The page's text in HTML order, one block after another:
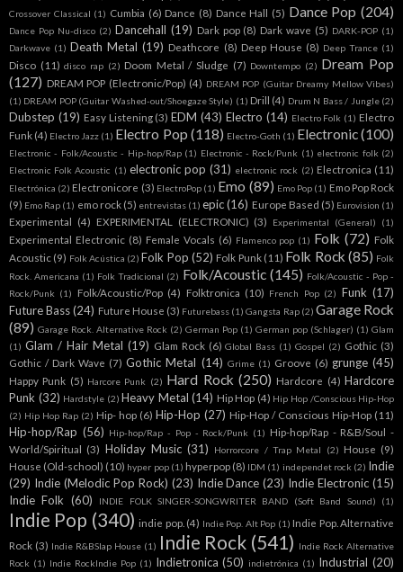
Crossover Classical (1) Cumbia (6) Dance (8) Dance Hall (5) Dance Pop (204)
Dance Pop Nu-disco (2) Dancehall (19) Dark pop (8) Dark wave (5) DARK-POP (1)
Darkwave (1) Death Metal (19) Deathcore (8) Deep House (8) Deep Trance (1)
Disco (11) disco rap (2) Doom Metal / Sludge (7) Downtempo (2) Dream Pop
(127) DREAM POP (Electronic/Pop) (4) DREAM POP (Guitar Dreamy Mellow Vibes)
(1) DREAM POP (Guitar Washed-out/Shoegaze Style) (1) Drill (4) Drum N Bass / Jungle (2)
Dubstep (19) Easy Listening (3) EDM (43) Electro (14) Electro Folk (1) Electro
Funk (4) Electro Jazz (1) Electro Pop (118) Electro-Goth (1) Electronic(100)
Electronic - Folk/Acoustic - Hip-hop/Rap (1) Electronic - Rock/Punk (1) electronic folk (2)
Electronic Folk Acoustic (1) electronic pop (31) electronic rock (2) Electronica (11)
Electrónica (2) Electronicore (3) ElectroPop (1) Emo (89) Emo Pop (1) Emo Pop Rock
(9) Emo Rap (1) emo rock (5) entrevistas (1) epic (16) Europe Based (5) Eurovision (1)
Experimental (4) EXPERIMENTAL (ELECTRONIC) (3) Experimental (General) (1)
Experimental Electronic (8) Female Vocals (6) Flamenco pop (1) Folk (72) Folk
Acoustic (9) Folk Acústica (2) Folk Pop (52) Folk Punk (11) Folk Rock (85) Folk
Rock. Americana (1) Folk Tradicional (2) Folk/Acoustic (145) Folk/Acoustic - Pop -
Rock/Punk (1) Folk/Acoustic/Pop (4) Folktronica (10) French Pop (2) Funk (17)
Future Bass (24) Future House (3) Futurebass (1) Gangsta Rap (2) Garage Rock
(89) Garage Rock. Alternative Rock (2) German Pop (1) German pop (Schlager) (1) Glam
(1) Glam / Hair Metal (19) Glam Rock (6) Global Bass (1) Gospel (2) Gothic (3)
Gothic / Dark Wave (7) Gothic Metal (14) Grime (1) Groove (6) grunge (45)
Happy Punk (5) Harcore Punk (2) Hard Rock (250) Hardcore (4) Hardcore
Punk (32) Hardstyle (2) Heavy Metal (14) Hip Hop (4) Hip Hop /Conscious Hip-Hop
(2) Hip Hop Rap (2) Hip- hop (6) Hip-Hop (27) Hip-Hop / Conscious Hip-Hop (11)
Hip-hop/Rap (56) Hip-hop/Rap - Pop - Rock/Punk (1) Hip-hop/Rap - R&B/Soul -
World/Spiritual (3) Holiday Music (31) Horrorcore / Trap Metal (2) House (9)
House (Old-school) (10) hyper pop (1) hyperpop (8) IDM (1) independet rock (2) Indie
(29) Indie (Melodic Pop Rock) (23) Indie Dance (23) Indie Electronic (15)
Indie Folk (60) INDIE FOLK SINGER-SONGWRITER BAND (Soft Band Sound) (1)
Indie Pop (340) indie pop. (4) Indie Pop. Alt Pop (1) Indie Pop. Alternative
Rock (3) Indie R&BSlap House (1) Indie Rock (541) Indie Rock Alternative
Rock (1) Indie RockIndie Pop (1) Indietronica (50) indietrónica (1) Industrial (20)